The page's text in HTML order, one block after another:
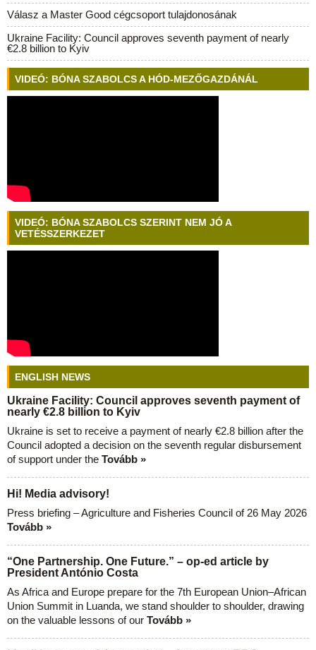
Válasz a Master Good cégcsoport tulajdonosának
Ukraine Facility: Council approves seventh payment of nearly
€2.8 billion to Kyiv
VIDEÓ: BÓNA SZABOLCS A HÓD-MEZŐGAZDÁNÁL
VIDEÓ: BÓNA SZABOLCS SZERINT NEM JÓ A
VETÉSSZERKEZET
ENGLISH NEWS
Ukraine Facility: Council approves seventh payment of
nearly €2.8 billion to Kyiv
Ukraine is set to receive a payment of nearly €2.8 billion after the
Council adopted a decision on the seventh regular disbursement
of support under the Tovább »
Hi! Media advisory!
Press briefing – Agriculture and Fisheries Council of 26 May 2026
Tovább »
“One Partnership. One Future.” – op-ed article by
President António Costa
As Africa and Europe prepare for the 7th European Union–African
Union Summit in Luanda, we stand shoulder to shoulder, drawing
on the valuable lessons of our Tovább »